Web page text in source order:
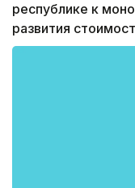
республике к
развития